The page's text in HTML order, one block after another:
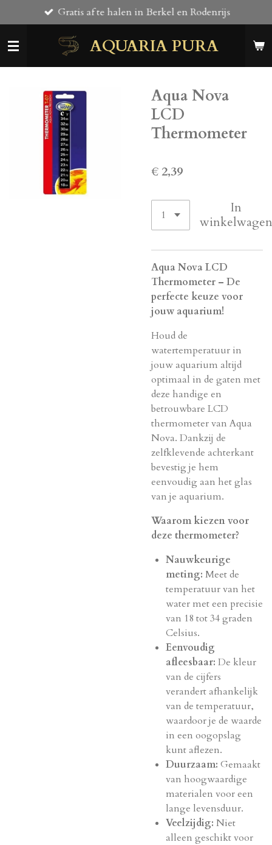
direct
naar
AQUARIA PURA
Gratis af te halen in Berkel en Rodenrijs
Aqua Nova
LCD
Thermometer
€ 2,39
In
winkelwagen
Aqua Nova LCD
Thermometer – De
perfecte keuze voor
jouw aquarium!
Houd de
watertemperatuur in
jouw aquarium altijd
optimaal in de gaten met
deze handige en
betrouwbare LCD
thermometer van Aqua
Nova. Dankzij de
zelfklevende achterkant
bevestig je hem
eenvoudig aan het glas
van je aquarium.
Waarom kiezen voor
deze thermometer?
Nauwkeurige
meting: Meet de
temperatuur van het
water met een precisie
van 18 tot 34 graden
Celsius.
Eenvoudig
afleesbaar: De kleur
van de cijfers
verandert afhankelijk
van de temperatuur,
waardoor je de waarde
in een oogopslag
kunt aflezen.
Duurzaam: Gemaakt
van hoogwaardige
materialen voor een
lange levensduur.
Veelzijdig: Niet
alleen geschikt voor